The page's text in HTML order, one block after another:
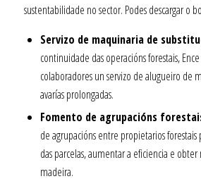
sustentabilidade no sector. Podes descargar o
Servizo de maquinaria de
continuidade das operacións forestais,
colaboradores un servizo de alugueiro de
avarías prolongadas.
Fomento de agrupacións
de agrupacións entre propietarios
das parcelas, aumentar a eficiencia e
madeira.